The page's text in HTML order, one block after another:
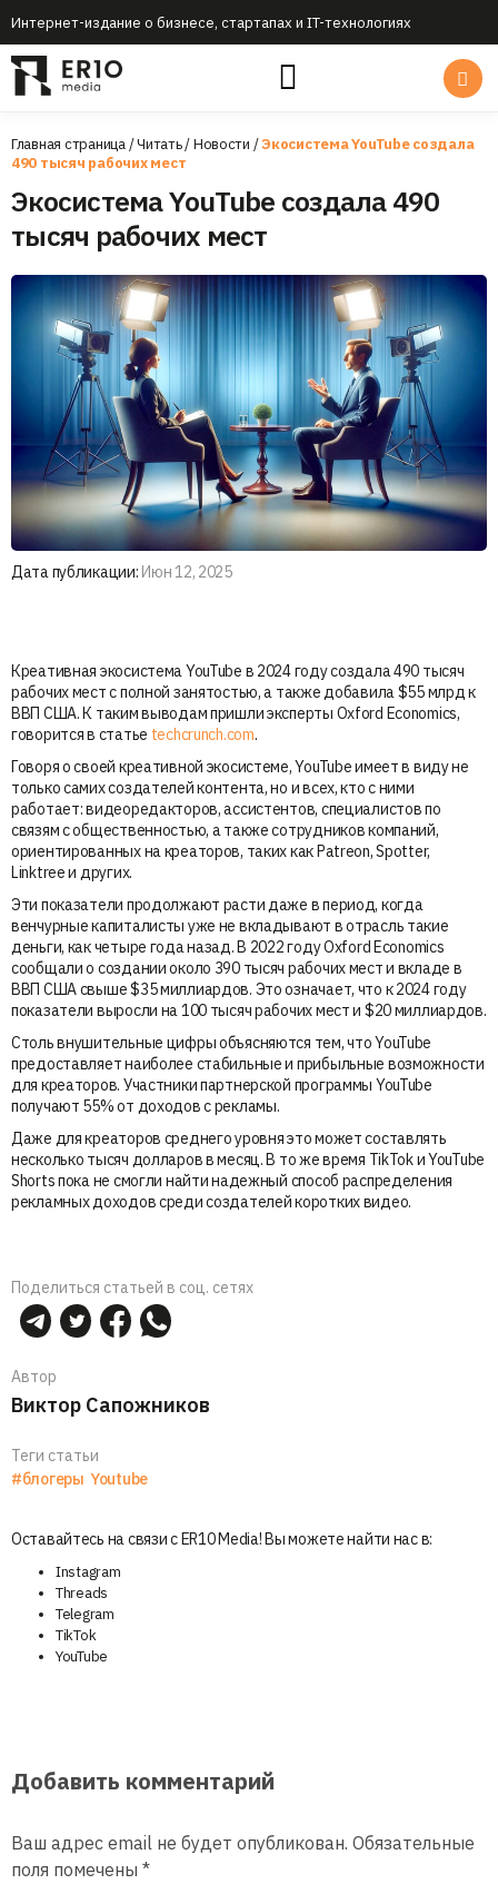
Интернет-издание о бизнесе, стартапах и IT-технологиях
Главная страница/Читать/Новости /Экосистема YouTube создала
490 тысяч рабочих мест
Экосистема YouTube создала 490
тысяч рабочих мест
Дата публикации: Июн 12, 2025
Креативная экосистема YouTube в 2024 году создала 490 тысяч
рабочих мест с полной занятостью, а также добавила $55 млрд к
ВВП США. К таким выводам пришли эксперты Oxford Economics,
говорится в статье techcrunch.com.
Говоря о своей креативной экосистеме, YouTube имеет в виду не
только самих создателей контента, но и всех, кто с ними
работает: видеоредакторов, ассистентов, специалистов по
связям с общественностью, а также сотрудников компаний,
ориентированных на креаторов, таких как Patreon, Spotter,
Linktree и других.
Эти показатели продолжают расти даже в период, когда
венчурные капиталисты уже не вкладывают в отрасль такие
деньги, как четыре года назад. В 2022 году Oxford Economics
сообщали о создании около 390 тысяч рабочих мест и вкладе в
ВВП США свыше $35 миллиардов. Это означает, что к 2024 году
показатели выросли на 100 тысяч рабочих мест и $20 миллиардов.
Столь внушительные цифры объясняются тем, что YouTube
предоставляет наиболее стабильные и прибыльные возможности
для креаторов. Участники партнерской программы YouTube
получают 55% от доходов с рекламы.
Даже для креаторов среднего уровня это может составлять
несколько тысяч долларов в месяц. В то же время TikTok и YouTube
Shorts пока не смогли найти надежный способ распределения
рекламных доходов среди создателей коротких видео.
Поделиться статьей в соц. сетях
Автор
Виктор Сапожников
Теги статьи
#блогеры Youtube
Оставайтесь на связи с ER10 Media! Вы можете найти нас в:
Instagram
Threads
Telegram
TikTok
YouTube
Добавить комментарий
Ваш адрес email не будет опубликован. Обязательные
поля помечены *